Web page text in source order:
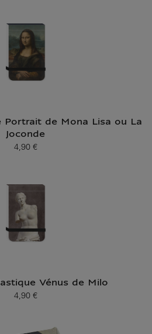
Portrait de Mona Lisa ou La
Joconde
Prix ​​actuel
4,90 €
Vénus de Milo
Prix ​​actuel
4,90 €